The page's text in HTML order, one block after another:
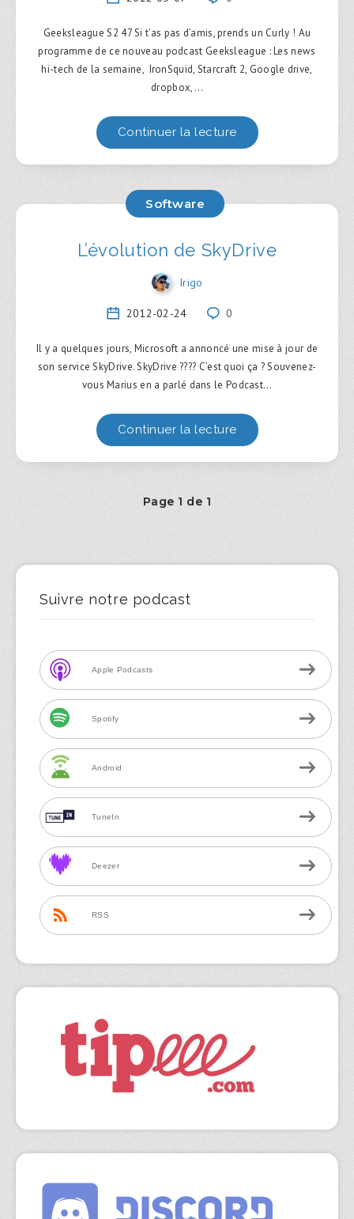
Geeksleague S2 47 Si t’as pas d’amis, prends un Curly ! Au
programme de ce nouveau podcast Geeksleague : Les news
hi-tech de la semaine, IronSquid, Starcraft 2, Google drive,
dropbox,…
Continuer la lecture
Software
L’évolution de SkyDrive
Irigo
2012-02-24 0
Il y a quelques jours, Microsoft a annoncé une mise à jour de
son service SkyDrive. SkyDrive ???? C’est quoi ça ? Souvenez-
vous Marius en a parlé dans le Podcast…
Continuer la lecture
Page 1 de 1
Suivre notre podcast
Apple Podcasts
Spotify
Android
TuneIn
Deezer
RSS